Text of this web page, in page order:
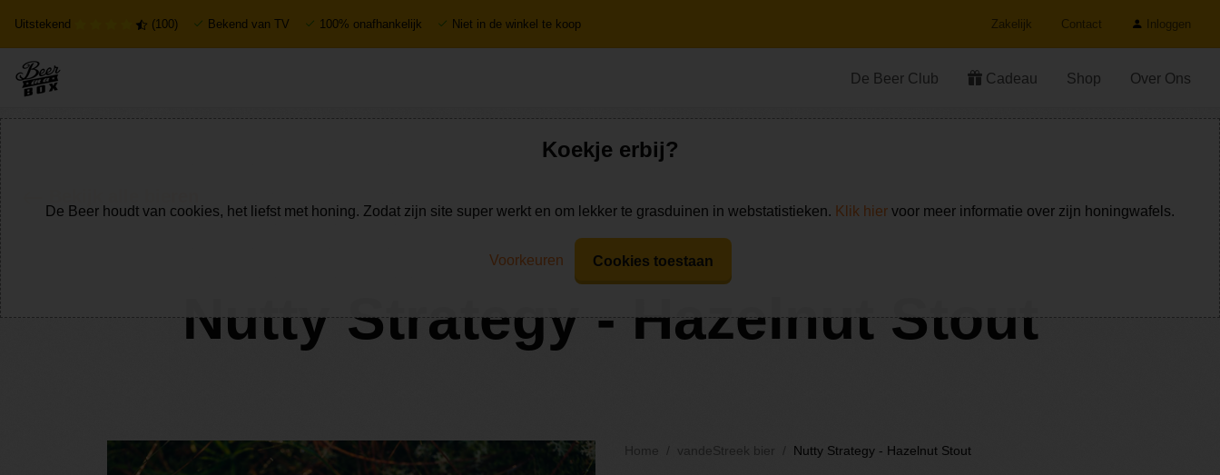
Uitstekend (100) Bekend van TV 100% onafhankelijk Niet in de winkel te koop Zakelijk Contact Inloggen
De Beer Club Cadeau Shop Over Ons
Nutty Strategy - Hazelnut Stout
Home vandeStreek bier Nutty Strategy - Hazelnut Stout
Koekje erbij?
De Beer houdt van cookies, het liefst met honing. Zodat zijn site super werkt en om lekker te grasduinen in webstatistieken. Klik hier voor meer informatie over zijn honingwafels.
Voorkeuren Cookies toestaan